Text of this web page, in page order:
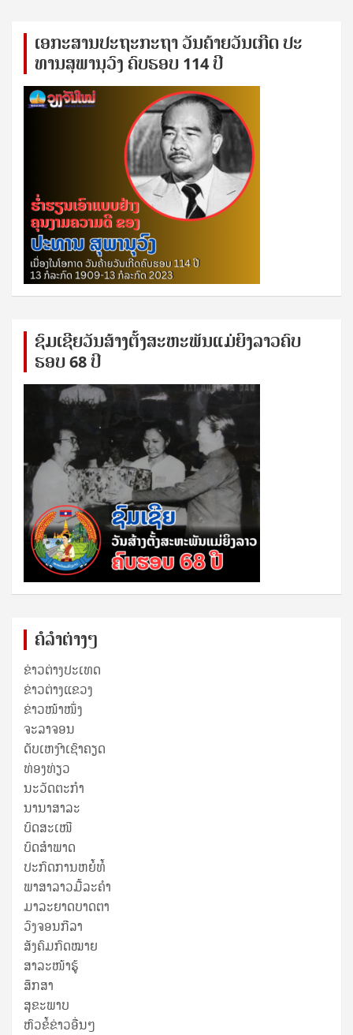
ເອ​ກະ​ສານ​ປະ​ຖະ​ກະ​ຖ​າ ວັນ​ຄ້າຍ​ວັນ​ເກີດ ປ​ະ​
ທານ​ສຸ​ພາ​ນຸ​ວົງ ຄົບ​ຮອບ 114 ປີ
ຊົ​ມ​ເຊີຍ​ວັນ​ສ້າງ​ຕັ້ງ​ສະ​ຫະ​ພັນ​ແມ່​ຍິງ​​ລາວຄົບ​
ຮອບ 68 ປິ
ຄໍລຳຕ່າງໆ
ຂ່າວຕ່າງປະເທດ
ຂ່າວ​ຕ່າງ​ແຂວງ
ຂ່າວໜ້າໜຶ່ງ
ຈະລາຈອນ
ດັບເຫງົາເຊົາຄຽດ
ທ່ອງທ່ຽວ
ນະວັດຕະກໍາ
ນານາສາລະ
ບົດສະເໜີ
ບົດສໍາພາດ
ປະກົດການຫຍໍ້ທໍ້
ພາສາລາວມື້ລະຄຳ
ມາລະຍາດບາດຕາ
ວົງຈອນກີລາ
ສັງຄົມກົດໝາຍ
ສາລະໜ້າຮູ້
ສຶກສາ
ສຸ​ຂະ​ພາບ
ຫົວຂໍ້ຂ່າວອື່ນໆ